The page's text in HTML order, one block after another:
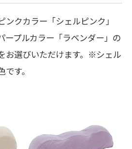
クカラー「シェルピンク」
ープルカラー「ラベンダー」の
お選びいただけます。※シェル
す。